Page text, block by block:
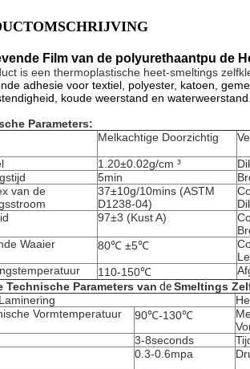
Film van de polyurethaantpu de
is een thermoplastische heet-smeltings
adhesie voor textiel, polyester, katoen,
koude weerstand en waterweerstand.
Parameters:
Melkachtige Doorzichtig
1.20±0.02g/cm ³
5min
van de
37±10g/10mins (ASTM
D1238-04)
97±3 (Kust A)
Waaier 80℃ ±5℃
110-150℃
Technische Parameters van deSmeltings
Vormtemperatuur
90℃-130℃
3-8seconds
0.3-0.6mpa